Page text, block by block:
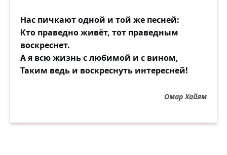
Нас пичкают одной и той же песней:
Кто праведно живёт, тот праведным
воскреснет.
А я всю жизнь с любимой и с вином,
Таким ведь и воскреснуть интересней!
Омар Хайям